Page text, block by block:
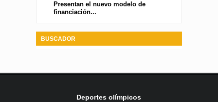
Presentan el nuevo modelo de
financiación...
BUSCADOR
Deportes olímpicos